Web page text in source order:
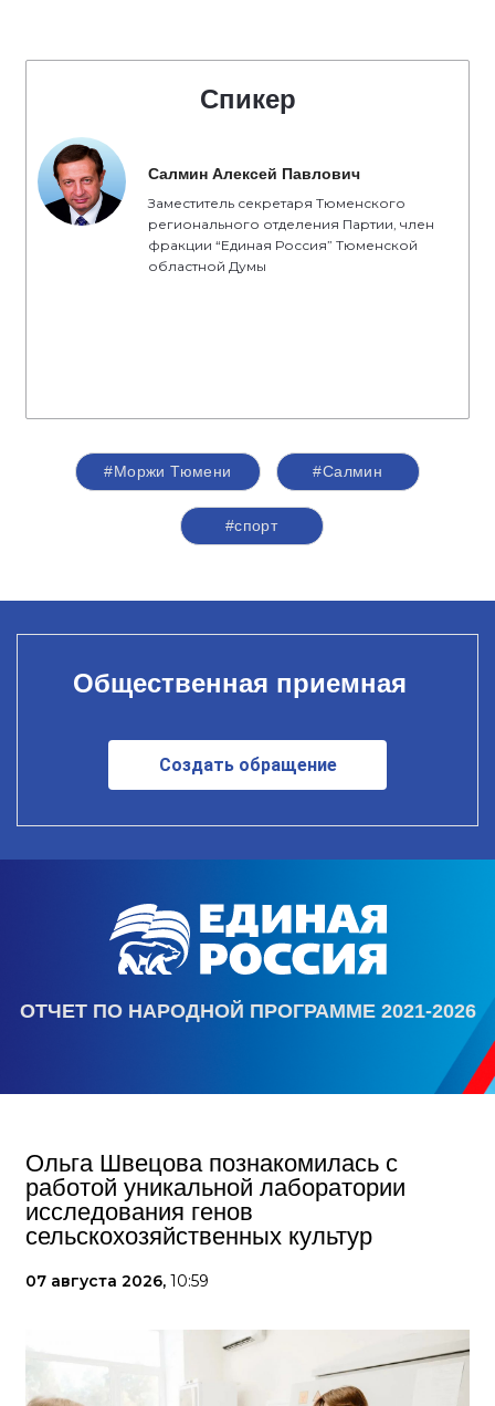
Спикер
Салмин Алексей Павлович
Заместитель секретаря Тюменского
регионального отделения Партии, член
фракции “Единая Россия” Тюменской
областной Думы
#Моржи Тюмени #Салмин
#спорт
Общественная приемная
Создать обращение
ОТЧЕТ ПО НАРОДНОЙ ПРОГРАММЕ 2021-2026
Ольга Швецова познакомилась с
работой уникальной лаборатории
исследования генов
сельскохозяйственных культур
07 августа 2026, 10:59